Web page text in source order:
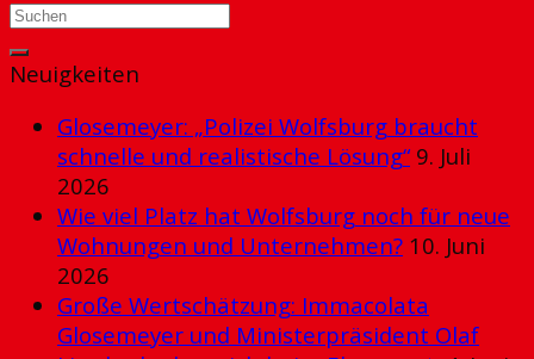
Neuigkeiten
Glosemeyer: „Polizei Wolfsburg braucht
schnelle und realistische Lösung“ 9. Juli
2026
Wie viel Platz hat Wolfsburg noch für neue
Wohnungen und Unternehmen? 10. Juni
2026
Große Wertschätzung: Immacolata
Glosemeyer und Ministerpräsident Olaf